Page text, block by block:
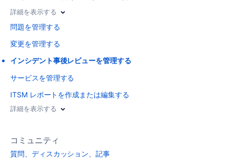
詳細を表示する
問題を管理する
変更を管理する
インシデント事後レビューを管理する
サービスを管理する
ITSM レポートを作成または編集する
詳細を表示する
コミュニティ
質問、ディスカッション、記事